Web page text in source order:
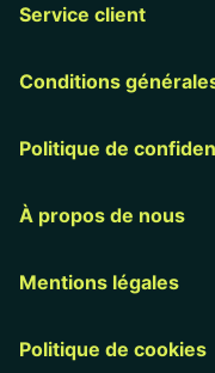
Service client
Conditions
Politique de
À propos de nous
Mentions légales
Politique de cookies